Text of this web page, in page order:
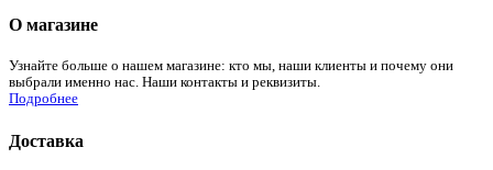
О магазине
Узнайте больше о нашем магазине: кто мы, наши клиенты и почему они
выбрали именно нас. Наши контакты и реквизиты.
Подробнее
Доставка